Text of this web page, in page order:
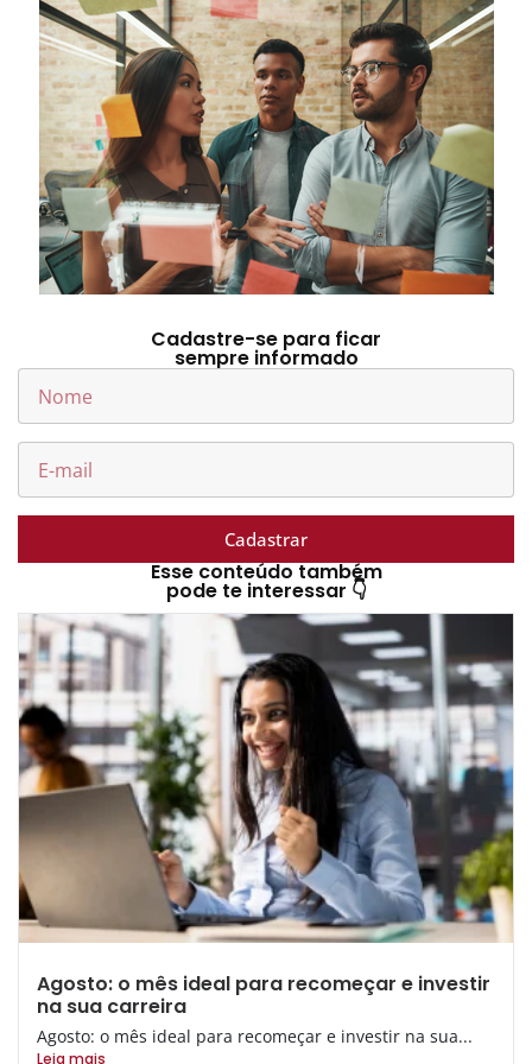
Cadastre-se para ficar
sempre informado
Cadastrar
Esse conteúdo também
pode te interessar 👇
Agosto: o mês ideal para recomeçar e investir
na sua carreira
Agosto: o mês ideal para recomeçar e investir na sua...
Leia mais